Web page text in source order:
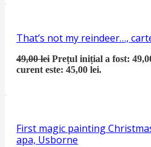
That’s not my reindeer…,
49,00lei Prețul inițial a fost:
curent este: 45,00 lei.
First magic painting
apa, Usborne